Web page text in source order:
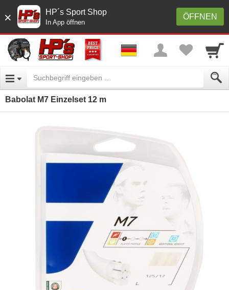
× ÖFFNEN
HP´s Sport Shop
In App öffnen
Babolat M7 Einzelset 12 m